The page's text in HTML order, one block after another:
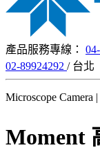
產品服務專線：
02-89924292 / 台北
Microscope Camera
Moment